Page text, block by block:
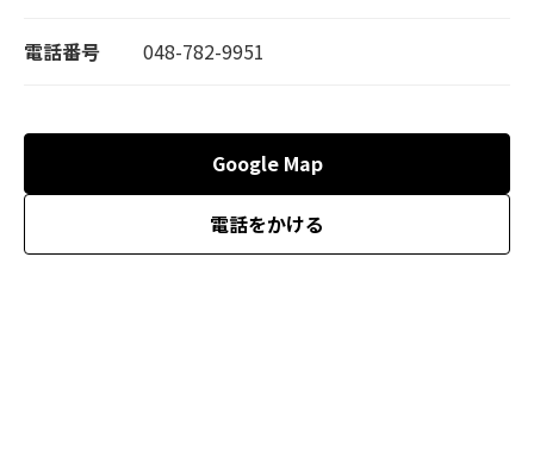
電話番号 048-782-9951
Google Map
電話をかける